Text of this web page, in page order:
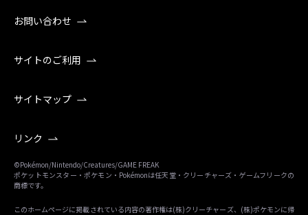
お問い合わせ
サイトのご利用
サイトマップ
リンク
©Pokémon/Nintendo/Creatures/GAME FREAK
ポケットモンスター・ポケモン・Pokémonは任天堂・クリーチャーズ・ゲームフリークの
商標です。
このホームページに掲載されている内容の著作権は(株)クリーチャーズ、(株)ポケモンに帰